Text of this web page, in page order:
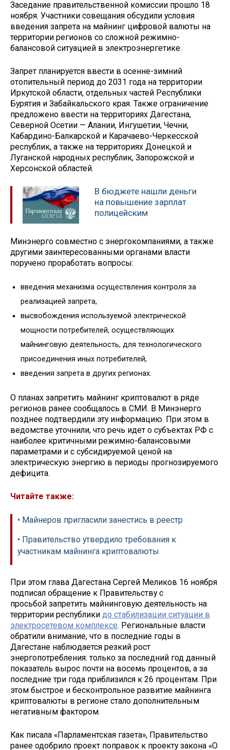
Заседание правительственной комиссии прошло 18
ноября. Участники совещания обсудили условия
введения запрета на майнинг цифровой валюты на
территории регионов со сложной режимно-
балансовой ситуацией в электроэнергетике.
Запрет планируется ввести в осенне-зимний
отопительный период до 2031 года на территории
Иркутской области, отдельных частей Республики
Бурятия и Забайкальского края. Также ограничение
предложено ввести на территориях Дагестана,
Северной Осетии — Алании, Ингушетии, Чечни,
Кабардино-Балкарской и Карачаево-Черкесской
республик, а также на территориях Донецкой и
Луганской народных республик, Запорожской и
Херсонской областей.
В бюджете нашли деньги
на повышение зарплат
полицейским
Минэнерго совместно с энергокомпаниями, а также
другими заинтересованными органами власти
поручено проработать вопросы:
введения механизма осуществления контроля за
реализацией запрета,
высвобождения используемой электрической
мощности потребителей, осуществляющих
майнинговую деятельность, для технологического
присоединения иных потребителей,
введения запрета в других регионах.
О планах запретить майнинг криптовалют в ряде
регионов ранее сообщалось в СМИ. В Минэнерго
позднее подтвердили эту информацию. При этом в
ведомстве уточнили, что речь идет о субъектах РФ с
наиболее критичными режимно-балансовыми
параметрами и с субсидируемой ценой на
электрическую энергию в периоды прогнозируемого
дефицита.
Читайте также:
• Майнеров пригласили занестись в реестр
• Правительство утвердило требования к
участникам майнинга криптовалюты
При этом глава Дагестана Сергей Меликов 16 ноября
подписал обращение к Правительству с
просьбой запретить майнинговую деятельность на
территории республики до стабилизации ситуации в
электросетевом комплексе. Региональные власти
обратили внимание, что в последние годы в
Дагестане наблюдается резкий рост
энергопотребления: только за последний год данный
показатель вырос почти на восемь процентов, а за
последние три года приблизился к 26 процентам. При
этом быстрое и бесконтрольное развитие майнинга
криптовалюты в регионе стало дополнительным
негативным фактором.
Как писала «Парламентская газета», Правительство
ранее одобрило проект поправок к проекту закона «О